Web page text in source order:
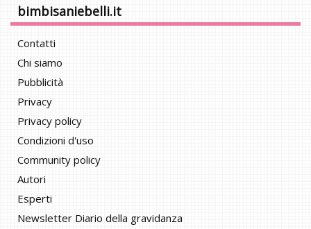
bimbisaniebelli.it
Contatti
Chi siamo
Pubblicità
Privacy
Privacy policy
Condizioni d'uso
Community policy
Autori
Esperti
Newsletter Diario della gravidanza